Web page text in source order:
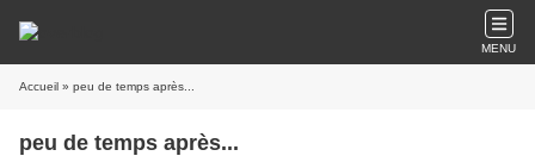
MENU
Accueil » peu de temps après...
peu de temps après...